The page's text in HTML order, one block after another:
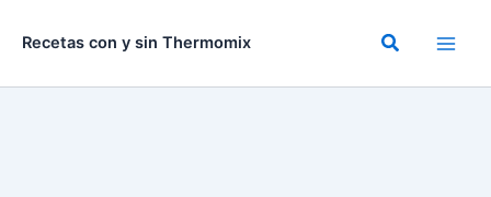
Recetas con y sin Thermomix Buscar